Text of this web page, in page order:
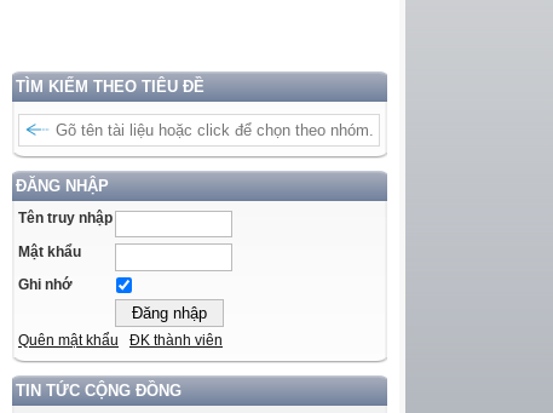
TÌM KIẾM THEO TIÊU ĐỀ
ĐĂNG NHẬP
Tên truy nhập
Mật khẩu
Ghi nhớ
Quên mật khẩu ĐK thành viên
TIN TỨC CỘNG ĐỒNG